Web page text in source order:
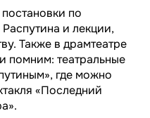
по
и лекции,
Также в драмтеатре
помним: театральные
где можно
«Последний